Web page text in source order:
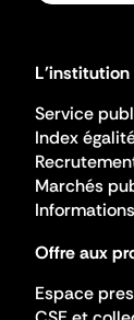
L'institution
Service
Index
Marchés
Offre aux
Espace